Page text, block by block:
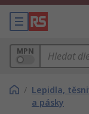
MPN
/ Lepidla,
a pásky